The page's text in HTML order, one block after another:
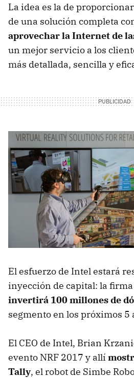
La idea es la de
de una solución completa
aprovechar la Internet de
un mejor servicio a los
más detallada, sencilla y
El esfuerzo de Intel estará
inyección de capital: la
invertirá 100 millones de
segmento en los próximos 5
El CEO de Intel, Brian
evento NRF 2017 y allí
Tally, el robot de Simbe